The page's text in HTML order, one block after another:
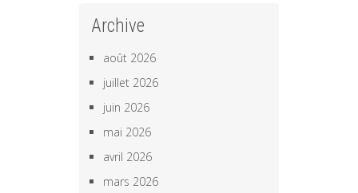
Archive
août 2026
juillet 2026
juin 2026
mai 2026
avril 2026
mars 2026